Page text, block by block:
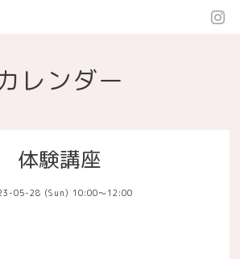
レンダー
体験講座
05-28 (Sun) 10:00～12:00